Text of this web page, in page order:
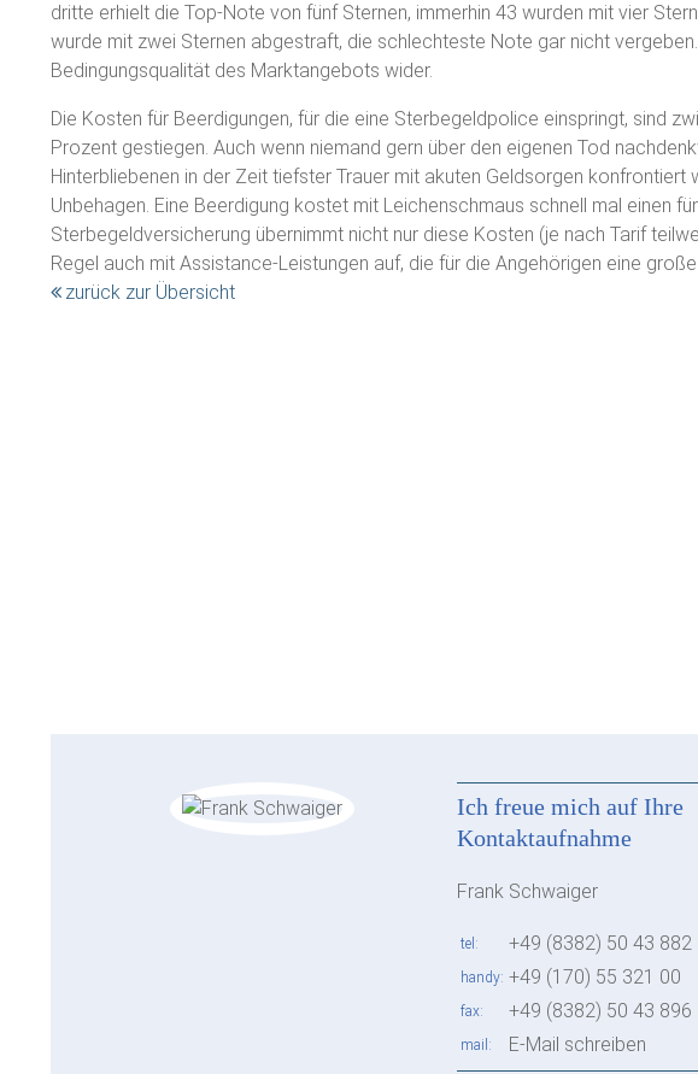
dritte erhielt die Top-Note von fünf Sternen, immerhin 43 wurden mit vier
wurde mit zwei Sternen abgestraft, die schlechteste Note gar nicht
Bedingungsqualität des Marktangebots wider.
Die Kosten für Beerdigungen, für die eine Sterbegeldpolice einspringt, sind
Prozent gestiegen. Auch wenn niemand gern über den eigenen Tod
Hinterbliebenen in der Zeit tiefster Trauer mit akuten Geldsorgen
Unbehagen. Eine Beerdigung kostet mit Leichenschmaus schnell mal einen
Sterbegeldversicherung übernimmt nicht nur diese Kosten (je nach Tarif
Regel auch mit Assistance-Leistungen auf, die für die Angehörigen eine
zurück zur Übersicht
Ich freue mich auf Ihre
Kontaktaufnahme
Frank Schwaiger
tel +49 (8382) 50 43 882
handy +49 (170) 55 321 00
fax +49 (8382) 50 43 896
mail E-Mail schreiben